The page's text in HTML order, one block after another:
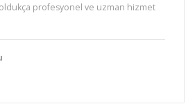
profesyonel ve uzman hizmet